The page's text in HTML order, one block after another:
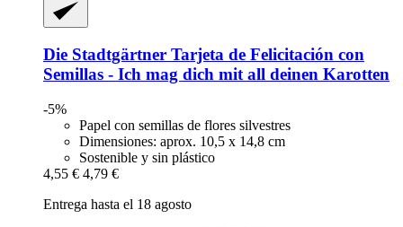
Die Stadtgärtner Tarjeta de Felicitación con
Semillas -​ Ich mag dich mit all deinen Karotten
-5%
Papel con semillas de flores silvestres
Dimensiones: aprox. 10,5 x 14,8 cm
Sostenible y sin plástico
4,55 € 4,79 €
Entrega hasta el 18 agosto